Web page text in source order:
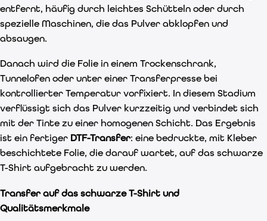
entfernt, häufig durch leichtes Schütteln oder durch
spezielle Maschinen, die das Pulver abklopfen und
absaugen.
Danach wird die Folie in einem Trockenschrank,
Tunnelofen oder unter einer Transferpresse bei
kontrollierter Temperatur vorfixiert. In diesem Stadium
verflüssigt sich das Pulver kurzzeitig und verbindet sich
mit der Tinte zu einer homogenen Schicht. Das Ergebnis
ist ein fertiger DTF-Transfer: eine bedruckte, mit Kleber
beschichtete Folie, die darauf wartet, auf das schwarze
T-Shirt aufgebracht zu werden.
Transfer auf das schwarze T-Shirt und
Qualitätsmerkmale